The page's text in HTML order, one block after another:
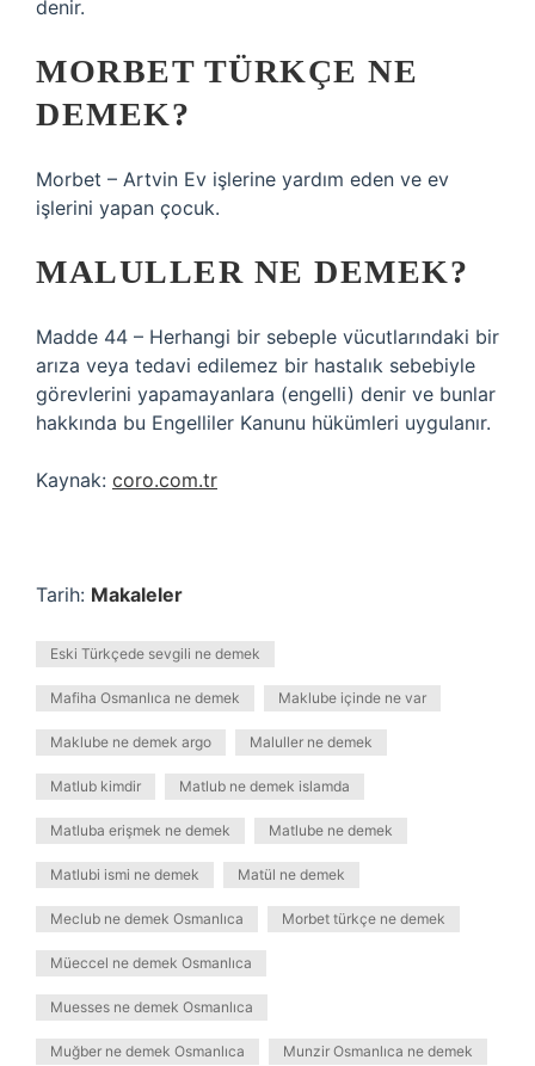
denir.
MORBET TÜRKÇE NE
DEMEK?
Morbet – Artvin Ev işlerine yardım eden ve ev
işlerini yapan çocuk.
MALULLER NE DEMEK?
Madde 44 – Herhangi bir sebeple vücutlarındaki bir
arıza veya tedavi edilemez bir hastalık sebebiyle
görevlerini yapamayanlara (engelli) denir ve bunlar
hakkında bu Engelliler Kanunu hükümleri uygulanır.
Kaynak: coro.com.tr
Tarih: Makaleler
Eski Türkçede sevgili ne demek
Mafiha Osmanlıca ne demek Maklube içinde ne var
Maklube ne demek argo Maluller ne demek
Matlub kimdir Matlub ne demek islamda
Matluba erişmek ne demek Matlube ne demek
Matlubi ismi ne demek Matül ne demek
Meclub ne demek Osmanlıca Morbet türkçe ne demek
Müeccel ne demek Osmanlıca
Muesses ne demek Osmanlıca
Muğber ne demek Osmanlıca Munzir Osmanlıca ne demek